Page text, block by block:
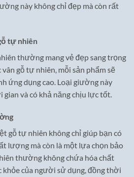
này không chỉ đẹp mà còn rất
tự nhiên
thường mang vẻ đẹp sang trọng
gỗ tự nhiên, mỗi sản phẩm sẽ
ứng dụng cao. Loại giường này
và có khả năng chịu lực tốt.
gỗ tự nhiên không chỉ giúp bạn có
lượng mà còn là một lựa chọn bảo
thường không chứa hóa chất
khỏe của người sử dụng, đồng thời